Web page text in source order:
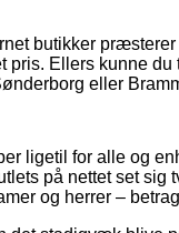
butikker
pris. Ellers kunne
eller
ligetil for alle og
på nettet set sig
og herrer –